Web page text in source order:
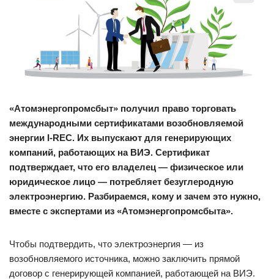
«Атомэнергопромсбыт» получил право торговать
международными сертификатами возобновляемой
энергии I-REC. Их выпускают для генерирующих
компаний, работающих на ВИЭ. Cертификат
подтверждает, что его владелец — ​физическое или
юридическое лицо — ​потребляет безуглеродную
электроэнергию. Разбираемся, кому и зачем это нужно,
вместе с экспертами из «Атомэнергопромсбыта».
Чтобы подтвердить, что электроэнергия — ​из
возобновляемого источника, можно заключить прямой
договор с генерирующей компанией, работающей на ВИЭ.